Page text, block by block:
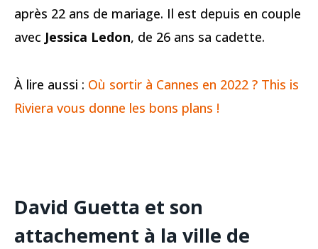
après 22 ans de mariage. Il est depuis en couple
avec Jessica Ledon, de 26 ans sa cadette.
À lire aussi : Où sortir à Cannes en 2022 ? This is
Riviera vous donne les bons plans !
David Guetta et son
attachement à la ville de